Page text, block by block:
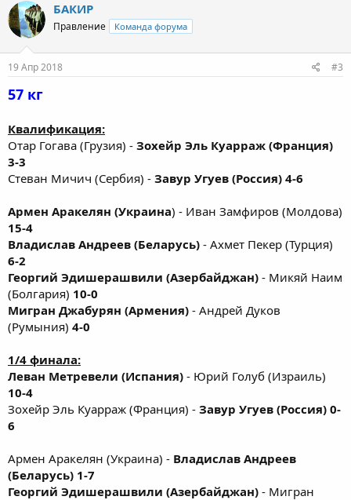
БАКИР
Правление Команда форума
19 Апр 2018 #3
57 кг
Квалификация:
Отар Гогава (Грузия) - Зохейр Эль Куарраж (Франция)
3-3
Стеван Мичич (Сербия) - Завур Угуев (Россия) 4-6
Армен Аракелян (Украина) - Иван Замфиров (Молдова)
15-4
Владислав Андреев (Беларусь) - Ахмет Пекер (Турция)
6-2
Георгий Эдишерашвили (Азербайджан) - Микяй Наим
(Болгария) 10-0
Мигран Джабурян (Армения) - Андрей Дуков
(Румыния) 4-0
1/4 финала:
Леван Метревели (Испания) - Юрий Голуб (Израиль)
10-4
Зохейр Эль Куарраж (Франция) - Завур Угуев (Россия) 0-
6
Армен Аракелян (Украина) - Владислав Андреев
(Беларусь) 1-7
Георгий Эдишерашвили (Азербайджан) - Мигран